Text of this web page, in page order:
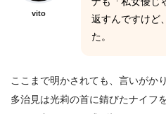
vito
返すんですけど
た。
ここまで明かされても、言いがか
多治見は光莉の首に錆びたナイフ